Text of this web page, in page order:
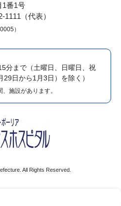
1番1号
（代表）
）
分まで （土曜日、日曜日、祝
日から1月3日）を除く）
施設があります。
All Rights Reserved.